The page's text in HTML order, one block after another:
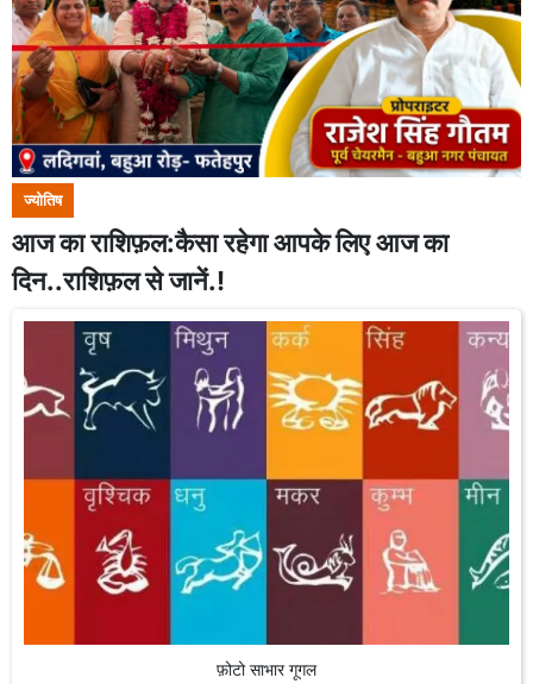
ज्योतिष
आज का राशिफ़ल:कैसा रहेगा आपके लिए आज का
दिन..राशिफ़ल से जानें.!
फ़ोटो साभार गूगल